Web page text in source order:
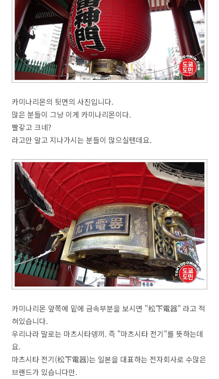
카미나리몬의 뒷면의 사진입니다.
많은 분들이 그냥 이게 카미나리몬이다.
빨갛고 크네?
라고만 알고 지나가시는 분들이 많으실텐데요.
카미나리몬 앞쪽에 밑에 금속부분을 보시면 "松下電器" 라고 적
혀있습니다.
우리나라 말로는 마츠시타뎅끼. 즉 "마츠시타 전기"를 뜻하는데
요.
마츠시타 전기(松下電器)는 일본을 대표하는 전자회사로 수많은
브랜드가 있습니다만.